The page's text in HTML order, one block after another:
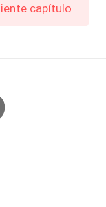
capítulo